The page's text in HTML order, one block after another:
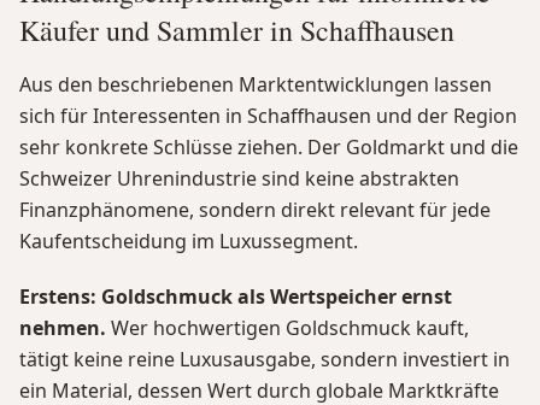
Käufer und Sammler in Schaffhausen
Aus den beschriebenen Marktentwicklungen lassen
sich für Interessenten in Schaffhausen und der Region
sehr konkrete Schlüsse ziehen. Der Goldmarkt und die
Schweizer Uhrenindustrie sind keine abstrakten
Finanzphänomene, sondern direkt relevant für jede
Kaufentscheidung im Luxussegment.
Erstens: Goldschmuck als Wertspeicher ernst
nehmen. Wer hochwertigen Goldschmuck kauft,
tätigt keine reine Luxusausgabe, sondern investiert in
ein Material, dessen Wert durch globale Marktkräfte